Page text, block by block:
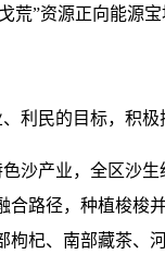
荒”资源正向能源宝
利民的目标，积
沙产业，全区沙
合路径，种植梭
杞、南部藏茶、